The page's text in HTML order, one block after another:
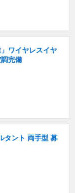
ワイヤレスイヤ
完備
タント 両手型 募